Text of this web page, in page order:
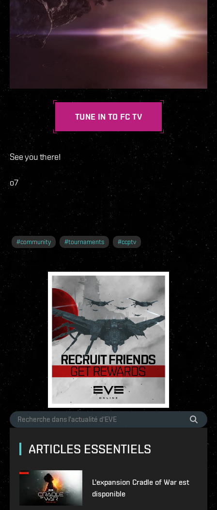
TUNE IN TO FC TV
See you there!
o7
#community #tournaments #ccptv
ARTICLES ESSENTIELS
L'expansion Cradle of War est
disponible